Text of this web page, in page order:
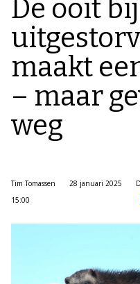
De ooit
maakt
– maar
weg
Tim Tomassen
28 januari 2025
15:00